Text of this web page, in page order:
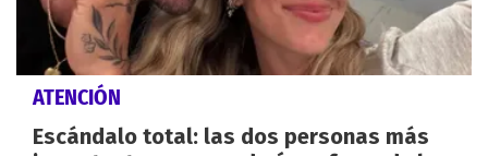
ATENCIÓN
Escándalo total: las dos personas más